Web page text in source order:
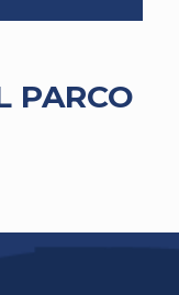
PARCO